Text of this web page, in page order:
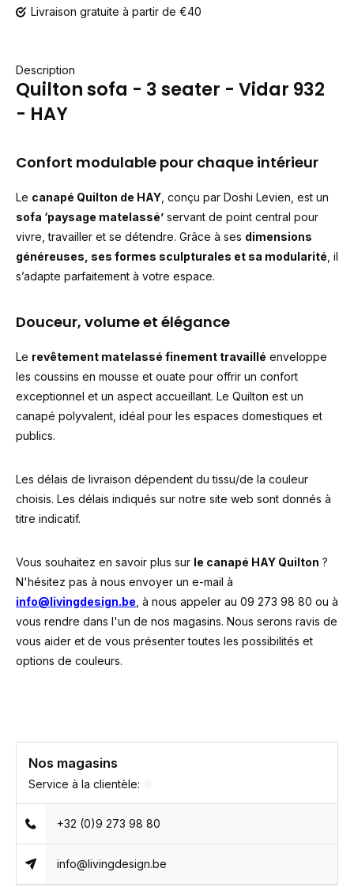
Livraison gratuite à partir de €40
Description
Quilton sofa - 3 seater - Vidar 932
- HAY
Confort modulable pour chaque intérieur
Le canapé Quilton de HAY , conçu par Doshi Levien, est un
sofa ‘paysage matelassé’ servant de point central pour
vivre, travailler et se détendre. Grâce à ses dimensions
généreuses, ses formes sculpturales et sa modularité , il
s’adapte parfaitement à votre espace.
Douceur, volume et élégance
Le revêtement matelassé finement travaillé enveloppe
les coussins en mousse et ouate pour offrir un confort
exceptionnel et un aspect accueillant. Le Quilton est un
canapé polyvalent, idéal pour les espaces domestiques et
publics.
Les délais de livraison dépendent du tissu/de la couleur
choisis. Les délais indiqués sur notre site web sont donnés à
titre indicatif.
Vous souhaitez en savoir plus sur le canapé HAY Quilton ?
N'hésitez pas à nous envoyer un e-mail à
info@livingdesign.be , à nous appeler au 09 273 98 80 ou à
vous rendre dans l'un de nos magasins. Nous serons ravis de
vous aider et de vous présenter toutes les possibilités et
options de couleurs.
Nos magasins
Service à la clientèle:
+32 (0)9 273 98 80
info@livingdesign.be